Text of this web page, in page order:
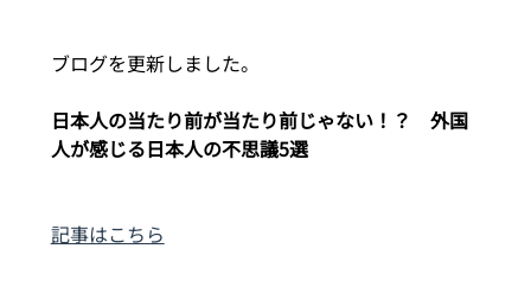
ブログを更新しました。
日本人の当たり前が当たり前じゃない！？　外国
人が感じる日本人の不思議5選
記事はこちら